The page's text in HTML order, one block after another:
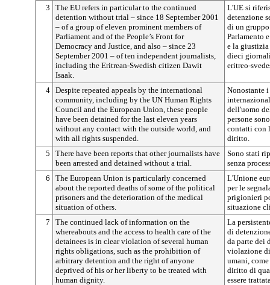
3
The EU refers in particular to the continued
detention without trial – since 18 September 2001
– of a group of eleven prominent members of
Parliament and of the People’s Front for
Democracy and Justice, and also – since 23
September 2001 – of ten independent journalists,
including the Eritrean-Swedish citizen Dawit
Isaak.
L'UE si
detenzione
di un
Parlamento
e la giustizia
dieci
eritreo-
4 Despite repeated appeals by the international
community, including by the UN Human Rights
Council and the European Union, these people
have been detained for the last eleven years
without any contact with the outside world, and
with all rights suspended.
Nonostante
dell'uomo
persone
contatti con
diritto.
5
There have been reports that other journalists have
been arrested and detained without a trial.
Sono stati
senza
6
The European Union is particularly concerned
about the reported deaths of some of the political
prisoners and the deterioration of the medical
situation of others.
L'Unione
per le
prigionieri
situazione
7
The continued lack of information on the
whereabouts and the access to health care of the
detainees is in clear violation of several human
rights obligations, such as the prohibition of
arbitrary detention and the right of anyone
deprived of his or her liberty to be treated with
human dignity.
La
di
da parte dei
violazione
umani,
diritto di
essere